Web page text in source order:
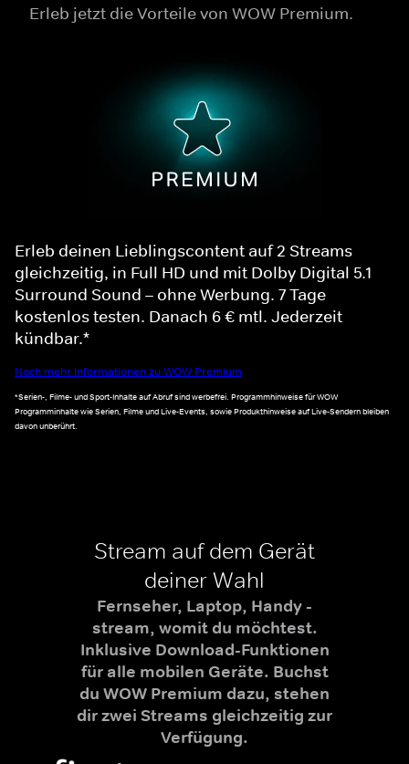
Erleb jetzt die Vorteile von WOW Premium.
Erleb deinen Lieblingscontent auf 2 Streams
gleichzeitig, in Full HD und mit Dolby Digital 5.1
Surround Sound – ohne Werbung. 7 Tage
kostenlos testen. Danach 6 € mtl. Jederzeit
kündbar.*
Noch mehr Informationen zu WOW Premium
*Serien-, Filme- und Sport-Inhalte auf Abruf sind werbefrei. Programmhinweise für WOW
Programminhalte wie Serien, Filme und Live-Events, sowie Produkthinweise auf Live-Sendern bleiben
davon unberührt.
Stream auf dem Gerät
deiner Wahl
Fernseher, Laptop, Handy -
stream, womit du möchtest.
Inklusive Download-Funktionen
für alle mobilen Geräte. Buchst
du WOW Premium dazu, stehen
dir zwei Streams gleichzeitig zur
Verfügung.